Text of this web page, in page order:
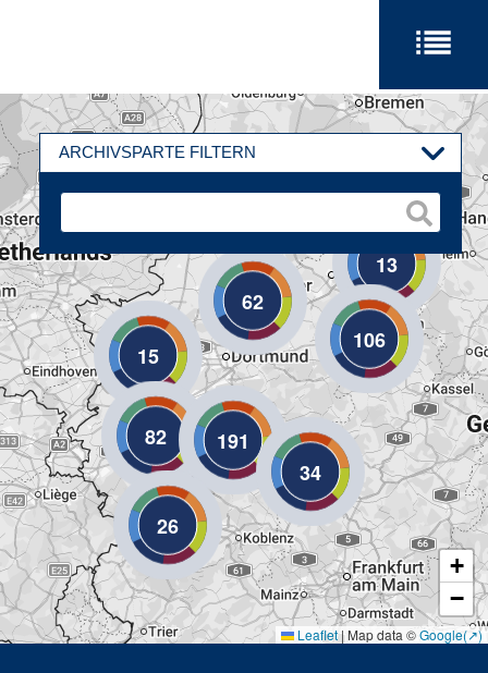
ARCHIVSPARTE FILTERN
13
26
34
15
62
82
106
191
+
−
Leaflet|Map data ©Google